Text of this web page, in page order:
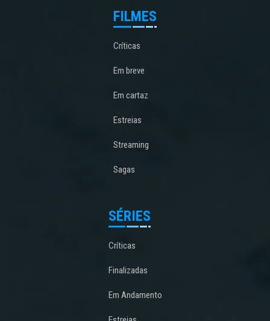
FILMES
Críticas
Em breve
Em cartaz
Estreias
Streaming
Sagas
SÉRIES
Críticas
Finalizadas
Em Andamento